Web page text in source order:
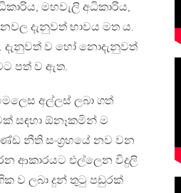
මහවැලි අධිකාරිය,
දැනුවත් භාවය මත ය.
දැනුවත් ව හෝ නොදැනුවත්
පත් ව ඇත.
අල්ලස් ලබා ගත්
සඳහා ඕනෑකමින් ම
නීති සංග්‍රහයේ නව වන
ආකාරයට එල්ලෙන විදුලි
ව ලබා දුන් තුටු පඩුරක්